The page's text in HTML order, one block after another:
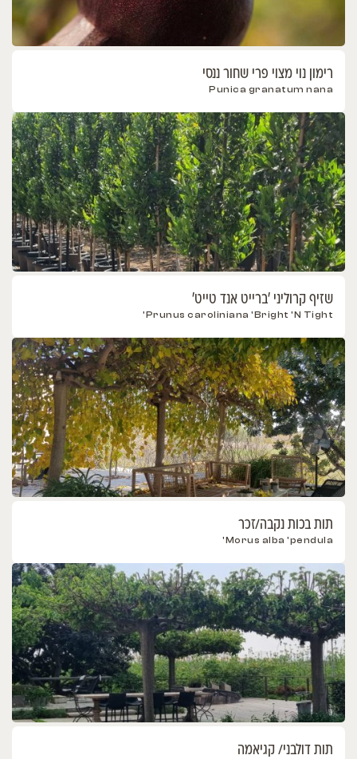
רימון נוי מצוי פרי שחור ננסי
Punica granatum nana
שזיף קרוליני 'ברייט אנד טייט'
Prunus caroliniana 'Bright 'N Tight'
תות בכות נקבה/זכר
Morus alba 'pendula'
תות דולבני/ קגיאמה